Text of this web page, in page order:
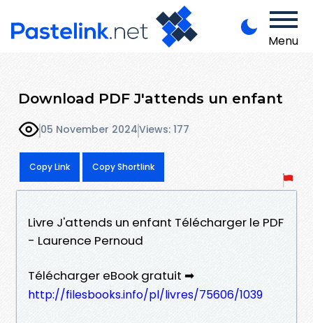
Menu
Download PDF J'attends un enfant
05 November 2024Views: 177
Copy Link Copy Shortlink
Livre J'attends un enfant Télécharger le PDF
- Laurence Pernoud
Télécharger eBook gratuit ➡
http://filesbooks.info/pl/livres/75606/1039